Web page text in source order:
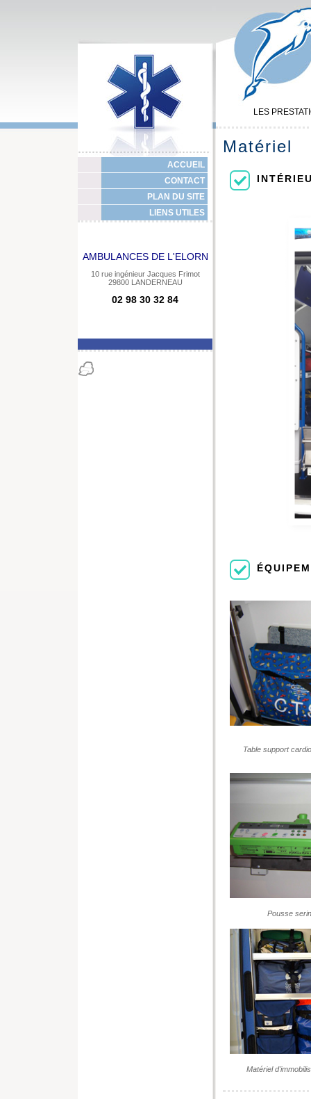
LES
ACCUEIL
CONTACT
PLAN DU SITE
LIENS UTILES
AMBULANCES DE L'ELORN
10 rue ingénieur Jacques Frimot
29800 LANDERNEAU
02 98 30 32 84
Matériel
Table support
Pousse
Matériel